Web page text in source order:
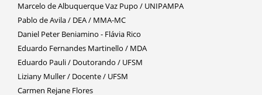
Marcelo de Albuquerque Vaz Pupo / UNIPAMPA
Pablo de Avila / DEA / MMA-MC
Daniel Peter Beniamino - Flávia Rico
Eduardo Fernandes Martinello / MDA
Eduardo Pauli / Doutorando / UFSM
Liziany Muller / Docente / UFSM
Carmen Rejane Flores